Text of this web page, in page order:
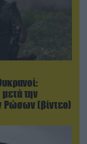
την
Ρώσων (βίντεο)